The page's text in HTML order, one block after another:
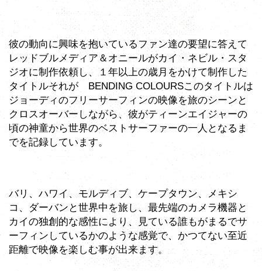
彼の動向に興味を抱いているファン達の要望に答えて
レッドブルメディア＆オニールがカイ・ネビル・スタ
ジオに制作依頼し、１年以上の歳月をかけて制作した
タイトルそれが BENDING COLOURSこのタイトルは
ジョーディのフリーサーフィンの映像を旅のシーンと
クロスオーバーしながら、彼がティーンエイジャーの
頃の神童から世界のベストサーファーの一人となるま
でを記録しています。
バリ、ハワイ、モルディブ、ケープタウン、メキシ
コ、ダーバンと世界中を旅し、最先端のカメラ機器と
カイの独創的な感性により、見ている誰もがまるでサ
ーフィンしているかのような感覚で、かつてない至近
距離で映像を楽しむ事が出来ます。